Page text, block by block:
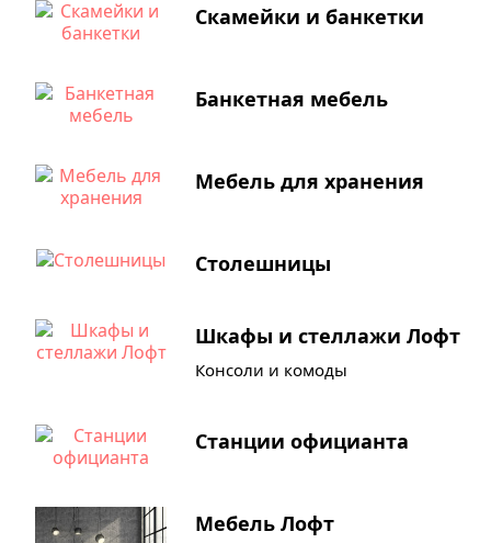
Скамейки и банкетки
Банкетная мебель
Мебель для хранения
Столешницы
Шкафы и стеллажи Лофт
Консоли и комоды
Станции официанта
Мебель Лофт